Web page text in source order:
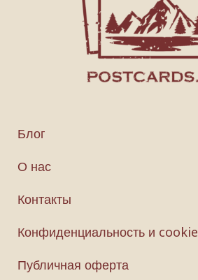
Блог
О нас
Контакты
Конфиденциальность и cookie
Публичная оферта